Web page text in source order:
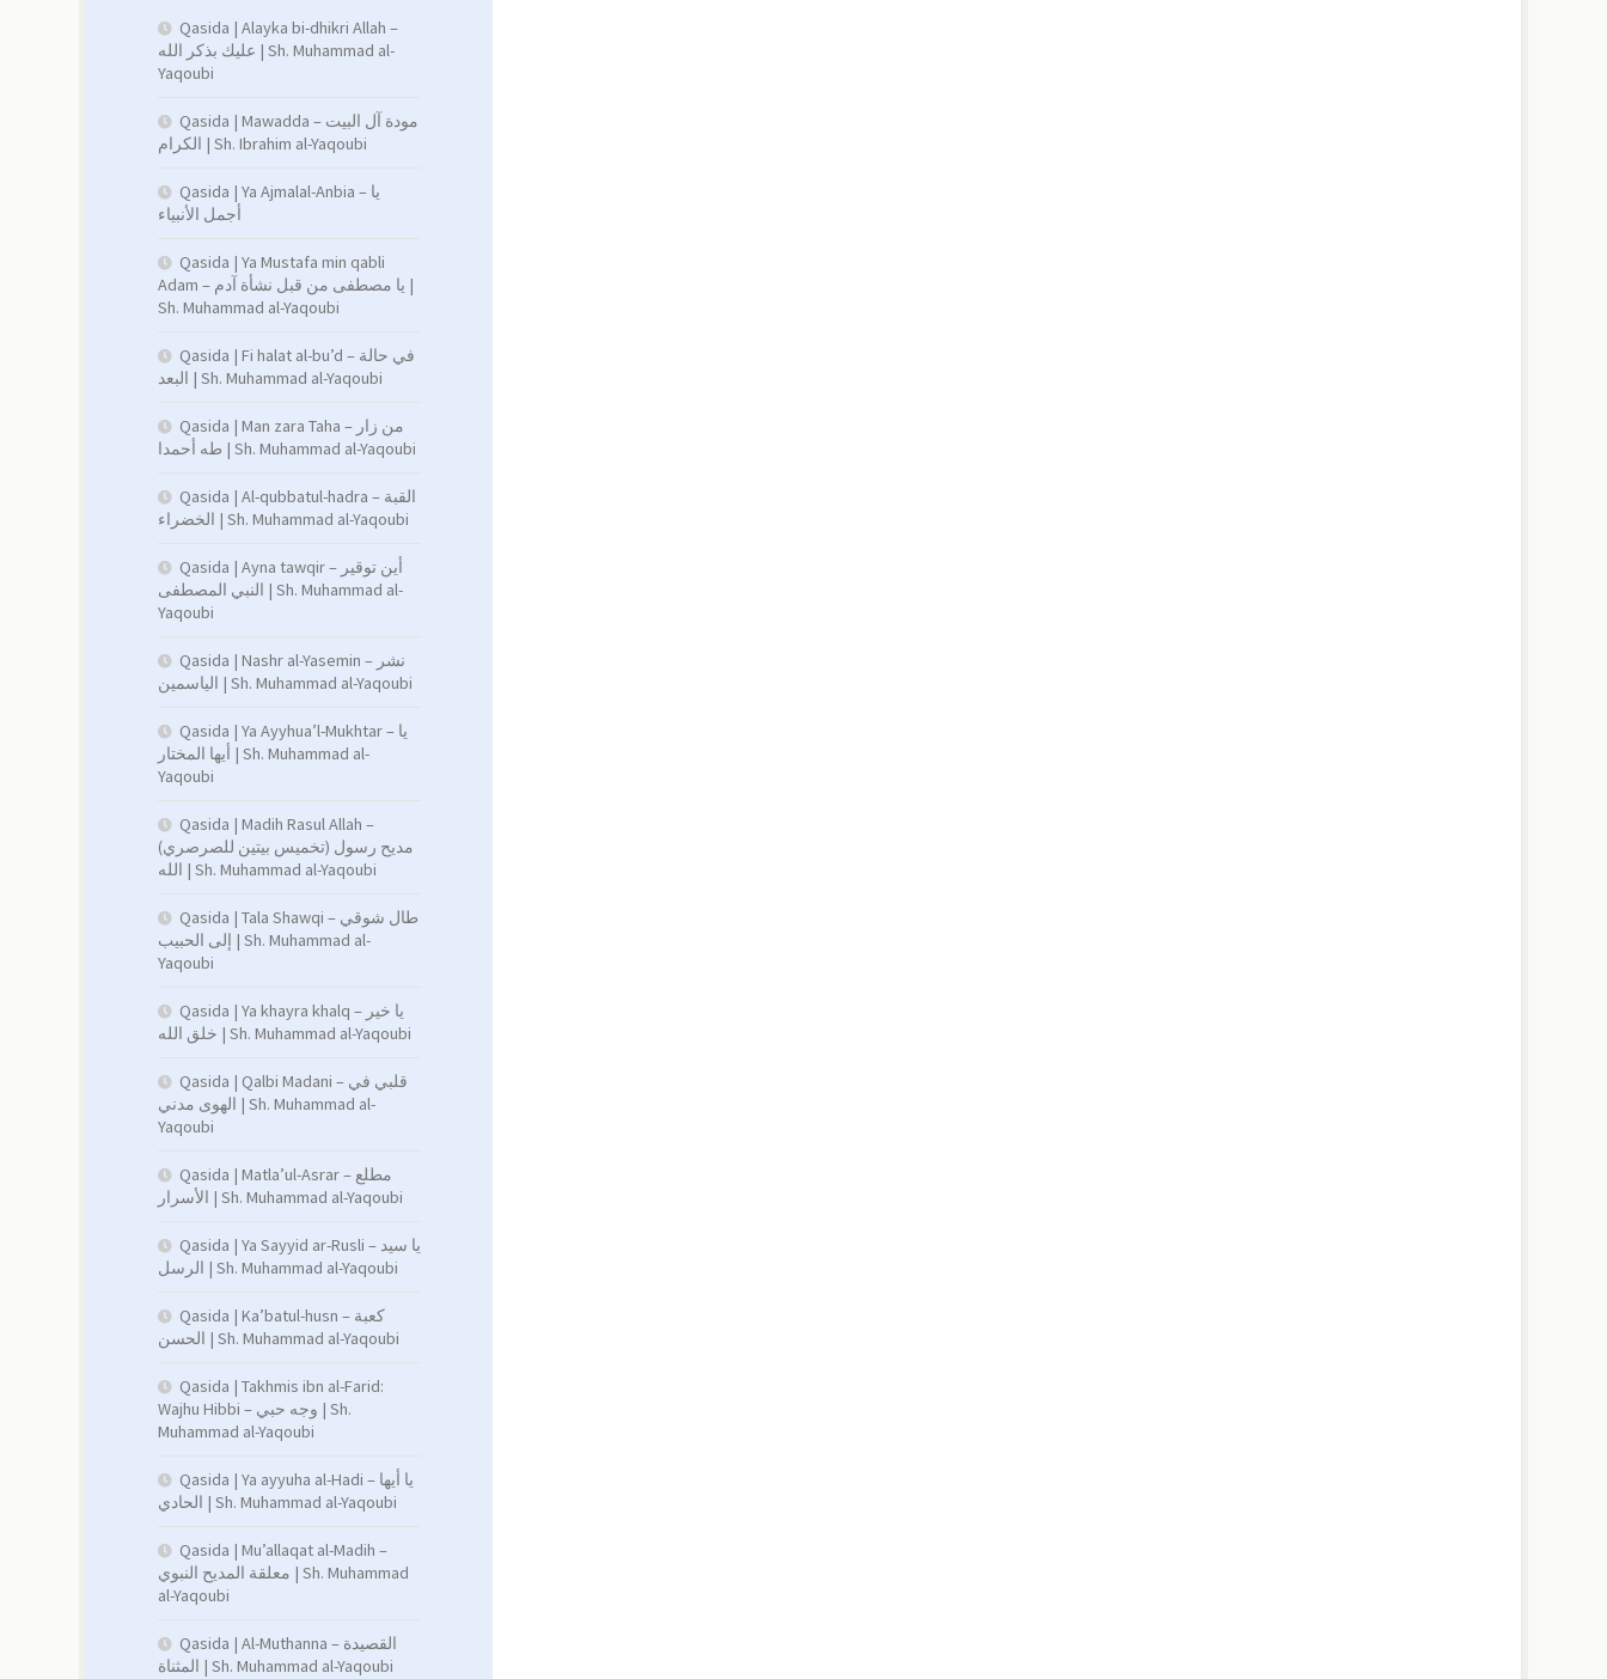
Qasida | Alayka bi-dhikri Allah –
عليك بذكر الله | Sh. Muhammad al-
Yaqoubi
Qasida | Mawadda – مودة آل البيت
الكرام | Sh. Ibrahim al-Yaqoubi
Qasida | Ya Ajmalal-Anbia – يا
أجمل الأنبياء
Qasida | Ya Mustafa min qabli
Adam – يا مصطفى من قبل نشأة آدم |
Sh. Muhammad al-Yaqoubi
Qasida | Fi halat al-bu’d – في حالة
البعد | Sh. Muhammad al-Yaqoubi
Qasida | Man zara Taha – من زار
طه أحمدا | Sh. Muhammad al-Yaqoubi
Qasida | Al-qubbatul-hadra – القبة
الخضراء | Sh. Muhammad al-Yaqoubi
Qasida | Ayna tawqir – أين توقير
النبي المصطفى | Sh. Muhammad al-
Yaqoubi
Qasida | Nashr al-Yasemin – نشر
الياسمين | Sh. Muhammad al-Yaqoubi
Qasida | Ya Ayyhua’l-Mukhtar – يا
أيها المختار | Sh. Muhammad al-
Yaqoubi
Qasida | Madih Rasul Allah –
(تخميس بيتين للصرصري) مديح رسول
الله | Sh. Muhammad al-Yaqoubi
Qasida | Tala Shawqi – طال شوقي
إلى الحبيب | Sh. Muhammad al-
Yaqoubi
Qasida | Ya khayra khalq – يا خير
خلق الله | Sh. Muhammad al-Yaqoubi
Qasida | Qalbi Madani – قلبي في
الهوى مدني | Sh. Muhammad al-
Yaqoubi
Qasida | Matla’ul-Asrar – مطلع
الأسرار | Sh. Muhammad al-Yaqoubi
Qasida | Ya Sayyid ar-Rusli – يا سيد
الرسل | Sh. Muhammad al-Yaqoubi
Qasida | Ka’batul-husn – كعبة
الحسن | Sh. Muhammad al-Yaqoubi
Qasida | Takhmis ibn al-Farid:
Wajhu Hibbi – وجه حبي | Sh.
Muhammad al-Yaqoubi
Qasida | Ya ayyuha al-Hadi – يا أيها
الحادي | Sh. Muhammad al-Yaqoubi
Qasida | Mu’allaqat al-Madih –
معلقة المديح النبوي | Sh. Muhammad
al-Yaqoubi
Qasida | Al-Muthanna – القصيدة
المثناة | Sh. Muhammad al-Yaqoubi